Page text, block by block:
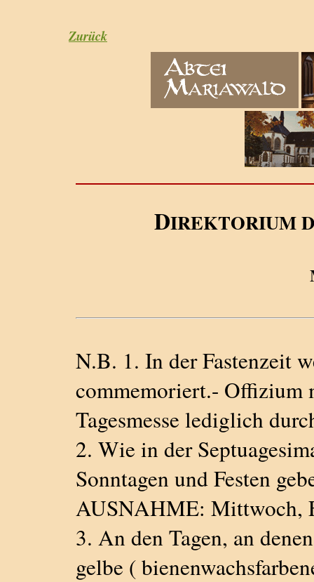
Zurück
DIREKTORIUM
N.B. 1. In der Fastenzeit
commemoriert.- Offizium
Tagesmesse lediglich
2. Wie in der
Sonntagen und Festen
AUSNAHME: Mittwoch,
3. An den Tagen, an
gelbe (